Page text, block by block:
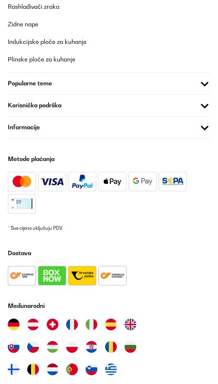
Sokoldalú, szuper készülék, gyorsan és jól készíthetőek vele az
volt valami fura kattogó hangja, de aztán ez megszűnt, és azóta
POTVRĐENI PREGLED
getan bei dieser enormen Auswahl, letztendlich habe ich mich
hierfür entschieden. Die Größe ist super,habe schon einiges
Anleitung hier beschrieben...man kann in den unterschiedlichen
Programmen die Vorgabe der Zeit und Gradzahl ändern,aber
keine eigenen Programme speichern!Finde ich persönlich aber
entsprechend der Verwendung anpaßt ...wer sich fragt, ob er im
essen möchten....ähm....nein...das Garkörbchen ist viel zu
klein,für 2 Personen okay. Es kommt darauf an...wo man seinen
von Pommes:-)...ich wollte ein multifunktionales Geräte.....und das
erfüllt dieses Gerät definitiv! Ich würde mich wieder für dieses
Amazon-Benutzer
Rashlađivači zraka
Zidne nape
Indukcijske ploče za kuhanje
Plinske ploče za kuhanje
Popularne teme
Korisnička podrška
Informacije
Metode plaćanja
* Sve cijene uključuju PDV.
Dostava
Međunarodni